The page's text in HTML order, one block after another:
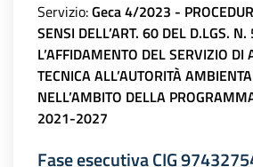
Servizio:Geca 4/2023 -
SENSI DELL’ART. 60 DEL D.LGS.
L’AFFIDAMENTO DEL SERVIZIO DI
TECNICA ALL’AUTORITÀ
NELL’AMBITO DELLA
2021-2027
Fase esecutiva CIG